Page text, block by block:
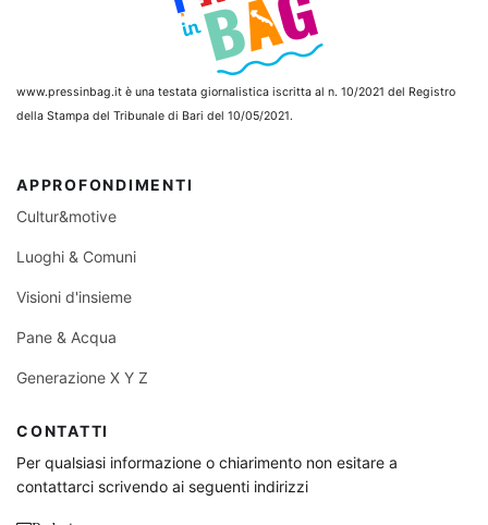
www.pressinbag.it è una testata giornalistica iscritta al n. 10/2021 del Registro
della Stampa del Tribunale di Bari del 10/05/2021.
APPROFONDIMENTI
Cultur&motive
Luoghi & Comuni
Visioni d'insieme
Pane & Acqua
Generazione X Y Z
CONTATTI
Per qualsiasi informazione o chiarimento non esitare a
contattarci scrivendo ai seguenti indirizzi